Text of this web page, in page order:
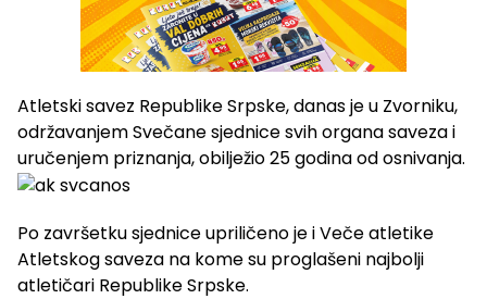
Atletski savez Republike Srpske, danas je u Zvorniku,
održavanjem Svečane sjednice svih organa saveza i
uručenjem priznanja, obilježio 25 godina od osnivanja.
Po završetku sjednice upriličeno je i Veče atletike
Atletskog saveza na kome su proglašeni najbolji
atletičari Republike Srpske.